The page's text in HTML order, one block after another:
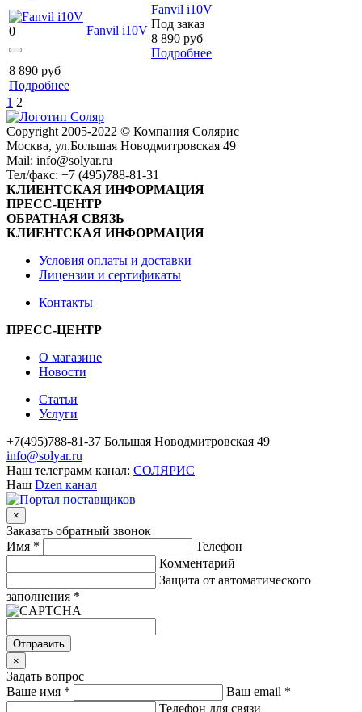
0 Fanvil i10V
Fanvil i10V
Под заказ
8 890 руб
Подробнее
8 890 руб
Подробнее
1 2
Сopyright 2005-2022 © Компания Солярис
Москва, ул.Большая Новодмитровская 49
Mail: info@solyar.ru
Тел/факс: +7 (495)788-81-31
КЛИЕНТСКАЯ ИНФОРМАЦИЯ
ПРЕСС-ЦЕНТР
ОБРАТНАЯ СВЯЗЬ
КЛИЕНТСКАЯ ИНФОРМАЦИЯ
Условия оплаты и доставки
Лицензии и сертификаты
Контакты
ПРЕСС-ЦЕНТР
О магазине
Новости
Статьи
Услуги
+7(495)788-81-37 Большая Новодмитровская 49
info@solyar.ru
Наш телеграмм канал: СОЛЯРИС
Наш Dzen канал
×
Заказать обратный звонок
Имя *
Телефон
Комментарий
Защита от автоматического
заполнения *
Отправить
×
Задать вопрос
Ваше имя * Ваш email *
Телефон для связи